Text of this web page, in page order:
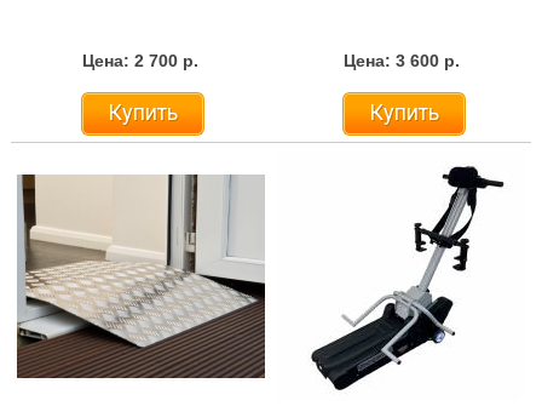
Цена: 2 700 р.
Купить
Цена: 3 600 р.
Купить